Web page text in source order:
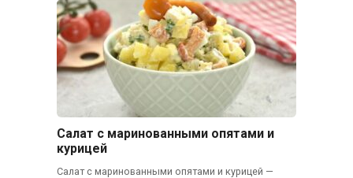
Салат с маринованными опятами и
курицей
Салат с маринованными опятами и курицей —